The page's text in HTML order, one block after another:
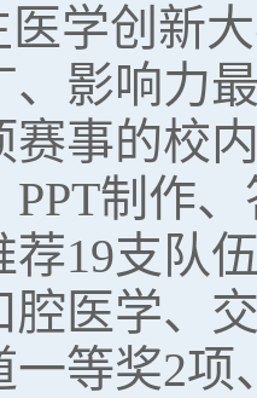
学创新
、影响力
赛事的校
PPT制作
荐19支队
腔医学、
一等奖2